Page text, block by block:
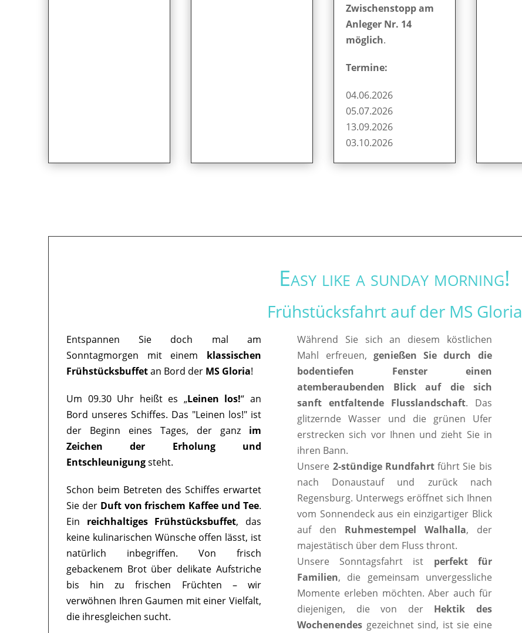
Zwischenstopp am
Anleger Nr. 14
möglich.
Termine:
04.06.2026
05.07.2026
13.09.2026
03.10.2026
Easy like a sunday morning!
Frühstücksfahrt auf der MS Gloria
Entspannen Sie doch mal am
Sonntagmorgen mit einem klassischen
Frühstücksbuffetan Bord der MS Gloria!
Um 09.30 Uhr heißt es „Leinen los!“ an
Bord unseres Schiffes. Das "Leinen los!" ist
der Beginn eines Tages, der ganz im
Zeichen der Erholung und
Entschleunigungsteht.
Schon beim Betreten des Schiffes erwartet
Sie der Duft von frischem Kaffee und Tee.
Ein reichhaltiges Frühstücksbuffet, das
keine kulinarischen Wünsche offen lässt, ist
natürlich inbegriffen. Von frisch
gebackenem Brot über delikate Aufstriche
bis hin zu frischen Früchten – wir
verwöhnen Ihren Gaumen mit einer Vielfalt,
die ihresgleichen sucht.
Während Sie sich an diesem köstlichen
Mahl erfreuen, genießen Sie durch die
bodentiefen Fenster einen
atemberaubenden Blick auf die sich
sanft entfaltende Flusslandschaft. Das
glitzernde Wasser und die grünen Ufer
erstrecken sich vor Ihnen und zieht Sie in
ihren Bann.
Unsere 2-stündige Rundfahrtführt Sie bis
nach Donaustauf und zurück nach
Regensburg. Unterwegs eröffnet sich Ihnen
vom Sonnendeck aus ein einzigartiger Blick
auf den Ruhmestempel Walhalla, der
majestätisch über dem Fluss thront.
Unsere Sonntagsfahrt ist perfekt für
Familien, die gemeinsam unvergessliche
Momente erleben möchten. Aber auch für
diejenigen, die von der Hektik des
Wochenendes gezeichnet sind, ist sie eine